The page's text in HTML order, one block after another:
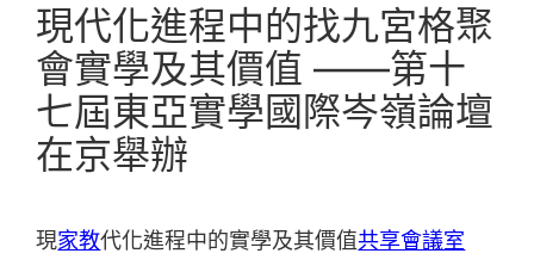
現代化進程中的找九宮格聚
會實學及其價值 ——第十
七屆東亞實學國際岑嶺論壇
在京舉辦
現家教代化進程中的實學及其價值共享會議室